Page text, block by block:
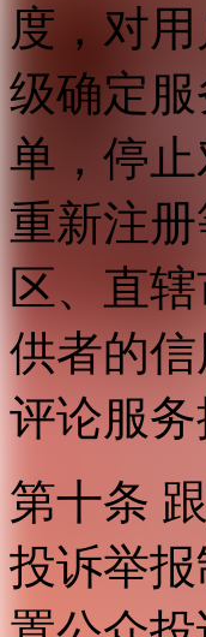
度，对
级确定
单，停
重新注
区、直
供者的
评论服
第十条
投诉举